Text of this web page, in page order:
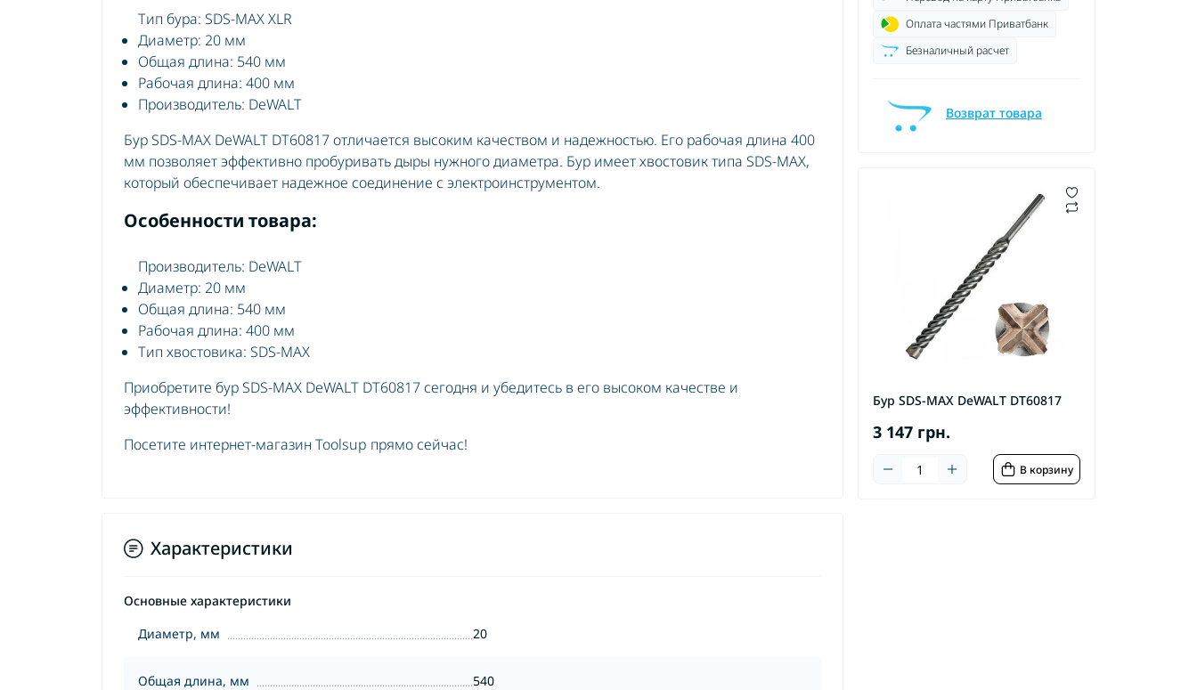
Оплата частями Приватбанк
Безналичный расчет
Возврат товара
Бур SDS-MAX DeWALT DT60817
3 147 грн.
В корзину
Тип бура: SDS-MAX XLR
Диаметр: 20 мм
Общая длина: 540 мм
Рабочая длина: 400 мм
Производитель: DeWALT
Бур SDS-MAX DeWALT DT60817 отличается высоким качеством и надежностью. Его рабочая длина 400
мм позволяет эффективно пробуривать дыры нужного диаметра. Бур имеет хвостовик типа SDS-MAX,
который обеспечивает надежное соединение с электроинструментом.
Особенности товара:
Производитель: DeWALT
Диаметр: 20 мм
Общая длина: 540 мм
Рабочая длина: 400 мм
Тип хвостовика: SDS-MAX
Приобретите бур SDS-MAX DeWALT DT60817 сегодня и убедитесь в его высоком качестве и
эффективности!
Посетите интернет-магазин Toolsup прямо сейчас!
Характеристики
Основные характеристики
Диаметр, мм
20
Общая длина, мм 540